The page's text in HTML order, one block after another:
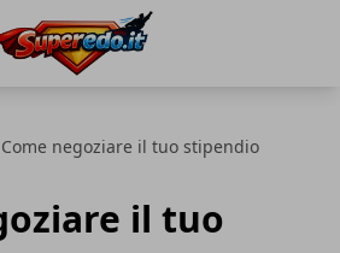
Come negoziare il tuo stipendio
il tuo